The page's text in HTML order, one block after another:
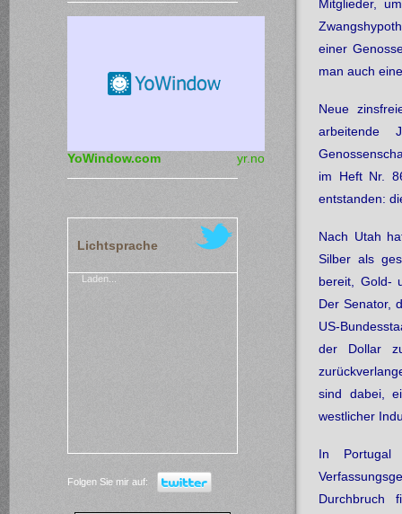
Mitglieder,
einer
man auch
Neue
arbeitende
im Heft Nr.
entstanden:
Nach Utah
Silber als
bereit, Gold-
Der Senator,
US-
der Dollar
sind dabei,
westlicher
In Portugal
Durchbruch
YoWindow.com yr.no
Lichtsprache
Laden...
Folgen Sie mir auf: